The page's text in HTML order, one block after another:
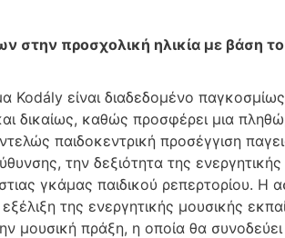
στην προσχολική ηλικία με βάση
Kodály είναι διαδεδομένο
δικαίως, καθώς προσφέρει μια
παιδοκεντρική προσέγγιση
την δεξιότητα της
γκάμας παιδικού ρεπερτορίου. Η
της ενεργητικής μουσικής
μουσική πράξη, η οποία θα